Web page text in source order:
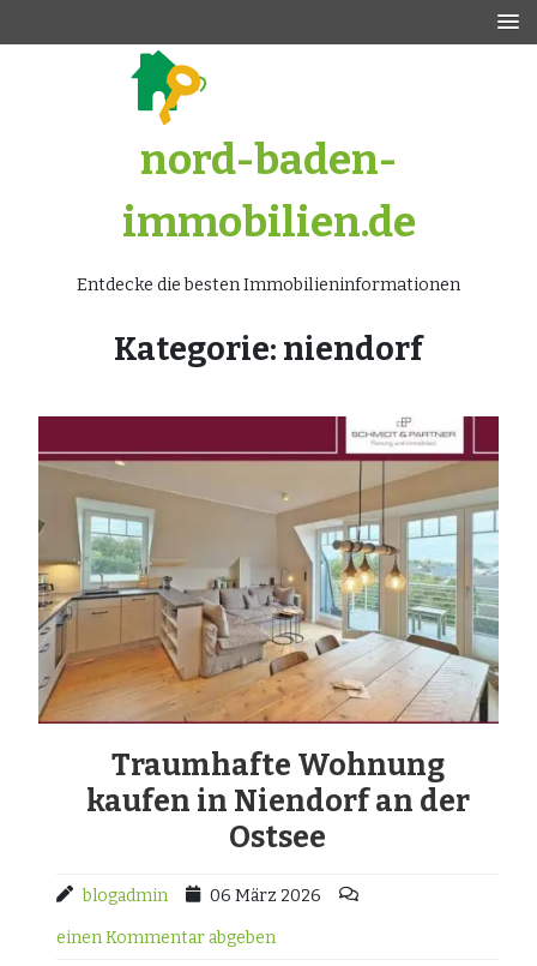
nord-baden-
immobilien.de
Entdecke die besten Immobilieninformationen
Kategorie: niendorf
Traumhafte Wohnung
kaufen in Niendorf an der
Ostsee
blogadmin 06 März 2026
einen Kommentar abgeben